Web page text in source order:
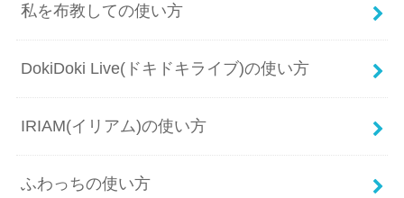
私を布教しての使い方
DokiDoki Live(ドキドキライブ)の使い方
IRIAM(イリアム)の使い方
ふわっちの使い方